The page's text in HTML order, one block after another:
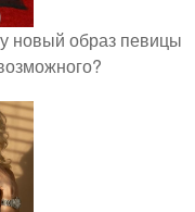
новый образ певицы